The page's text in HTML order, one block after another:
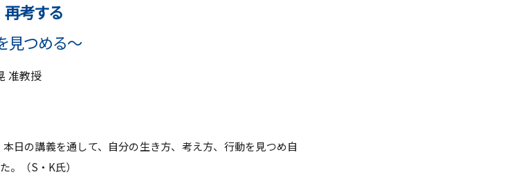
考する
見つめる～
准教授
日の講義を通して、自分の生き方、考え方、行動を見つめ自
。（S・K氏）